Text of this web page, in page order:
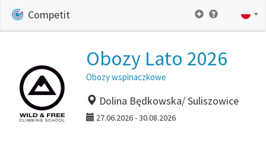
Competit
Obozy Lato 2026
Obozy wspinaczkowe
Dolina Będkowska/ Suliszowice
27.06.2026 - 30.08.2026